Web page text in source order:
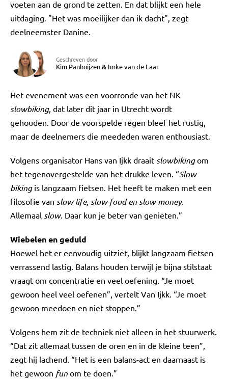
voeten aan de grond te zetten. En dat blijkt een hele
uitdaging. "Het was moeilijker dan ik dacht", zegt
deelneemster Danine.
Geschreven door
Kim Panhuijzen& Imke van de Laar
Het evenement was een voorronde van het NK
slowbiking, dat later dit jaar in Utrecht wordt
gehouden. Door de voorspelde regen bleef het rustig,
maar de deelnemers die meededen waren enthousiast.
Volgens organisator Hans van Ijkk draait slowbikingom
het tegenovergestelde van het drukke leven. “Slow
bikingis langzaam fietsen. Het heeft te maken met een
filosofie van slow life, slow food en slow money.
Allemaal slow. Daar kun je beter van genieten.”
Wiebelen en geduld
Hoewel het er eenvoudig uitziet, blijkt langzaam fietsen
verrassend lastig. Balans houden terwijl je bijna stilstaat
vraagt om concentratie en veel oefening. “Je moet
gewoon heel veel oefenen”, vertelt Van Ijkk. “Je moet
gewoon meedoen en niet stoppen.”
Volgens hem zit de techniek niet alleen in het stuurwerk.
“Dat zit allemaal tussen de oren en in de kleine teen”,
zegt hij lachend. “Het is een balans-act en daarnaast is
het gewoon fun om te doen.”